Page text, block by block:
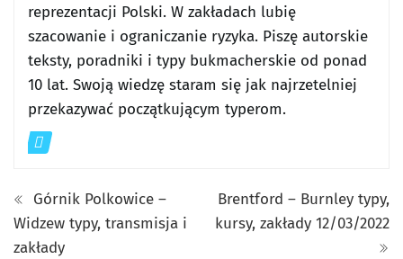
reprezentacji Polski. W zakładach lubię
szacowanie i ograniczanie ryzyka. Piszę autorskie
teksty, poradniki i typy bukmacherskie od ponad
10 lat. Swoją wiedzę staram się jak najrzetelniej
przekazywać początkującym typerom.
Górnik Polkowice –
Widzew typy, transmisja i
zakłady
Brentford – Burnley typy,
kursy, zakłady 12/03/2022